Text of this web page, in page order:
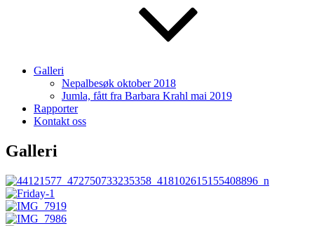
Galleri
Nepalbesøk oktober 2018
Jumla, fått fra Barbara Krahl mai 2019
Rapporter
Kontakt oss
Galleri